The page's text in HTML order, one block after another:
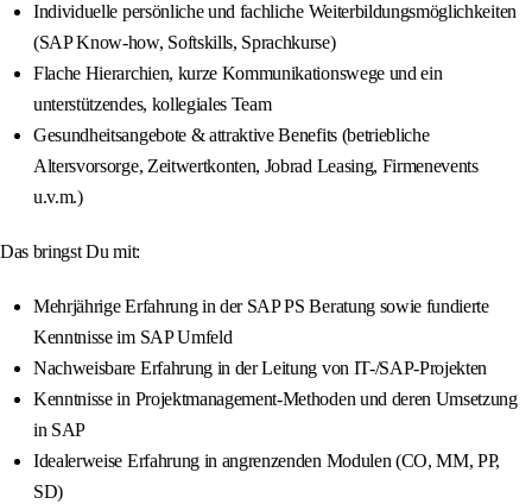
Individuelle persönliche und fachliche Weiterbildungsmöglichkeiten
(SAP Know-how, Softskills, Sprachkurse)
Flache Hierarchien, kurze Kommunikationswege und ein
unterstützendes, kollegiales Team
Gesundheitsangebote & attraktive Benefits (betriebliche
Altersvorsorge, Zeitwertkonten, Jobrad Leasing, Firmenevents
u.v.m.)
Das bringst Du mit:
Mehrjährige Erfahrung in der SAP PS Beratung sowie fundierte
Kenntnisse im SAP Umfeld
Nachweisbare Erfahrung in der Leitung von IT-/SAP-Projekten
Kenntnisse in Projektmanagement-Methoden und deren Umsetzung
in SAP
Idealerweise Erfahrung in angrenzenden Modulen (CO, MM, PP,
SD)